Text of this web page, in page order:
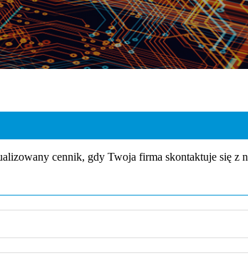
cennik, gdy Twoja firma skontaktuje się z